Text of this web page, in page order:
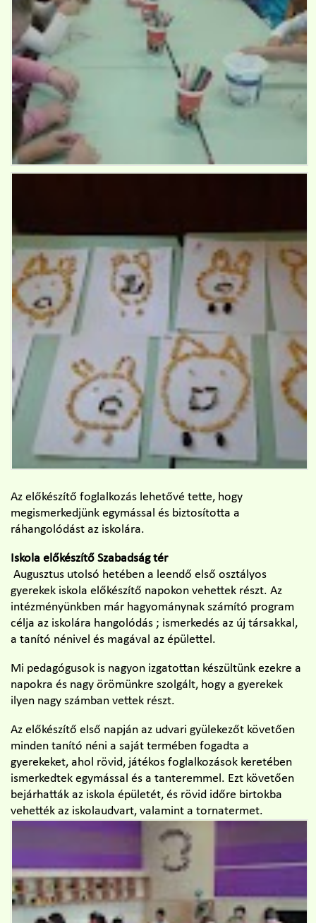
Az előkészítő foglalkozás lehetővé tette, hogy
megismerkedjünk egymással és biztosította a
ráhangolódást az iskolára.
Iskola előkészítő Szabadság tér
Augusztus utolsó hetében a leendő első osztályos
gyerekek iskola előkészítő napokon vehettek részt. Az
intézményünkben már hagyománynak számító program
célja az iskolára hangolódás ; ismerkedés az új társakkal,
a tanító nénivel és magával az épülettel.
Mi pedagógusok is nagyon izgatottan készültünk ezekre a
napokra és nagy örömünkre szolgált, hogy a gyerekek
ilyen nagy számban vettek részt.
Az előkészítő első napján az udvari gyülekezőt követően
minden tanító néni a saját termében fogadta a
gyerekeket, ahol rövid, játékos foglalkozások keretében
ismerkedtek egymással és a tanteremmel. Ezt követően
bejárhatták az iskola épületét, és rövid időre birtokba
vehették az iskolaudvart, valamint a tornatermet.